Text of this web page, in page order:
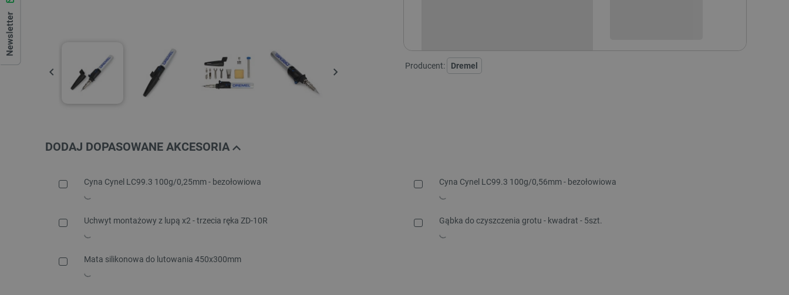
Producent: Dremel
DODAJ DOPASOWANE AKCESORIA
Cyna Cynel LC99.3 100g/0,25mm - bezołowiowa Cyna Cynel LC99.3 100g/0,56mm - bezołowiowa
Uchwyt montażowy z lupą x2 - trzecia ręka ZD-10R Gąbka do czyszczenia grotu - kwadrat - 5szt.
Mata silikonowa do lutowania 450x300mm